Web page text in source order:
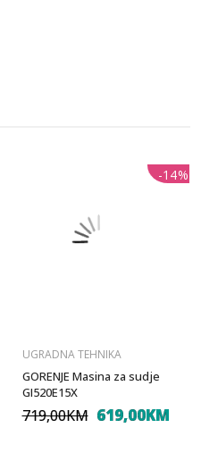
-14%
-14%
UGRADNA TEHNIKA
GORENJE Masina za sudje
GI520E15X
719,00KM 619,00KM